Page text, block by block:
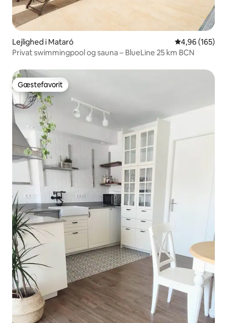
Lejlighed i Mataró 4,96 ud af 5 i
4,96 (165)
Privat swimmingpool og sauna – BlueLine 25 km BCN
Gæstefavorit
Gæstefavorit